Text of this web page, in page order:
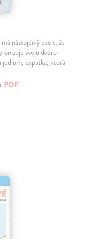
má nástojčivý pocit, že
svoju dcéru
jedlom, expatka, ktorá
PDF